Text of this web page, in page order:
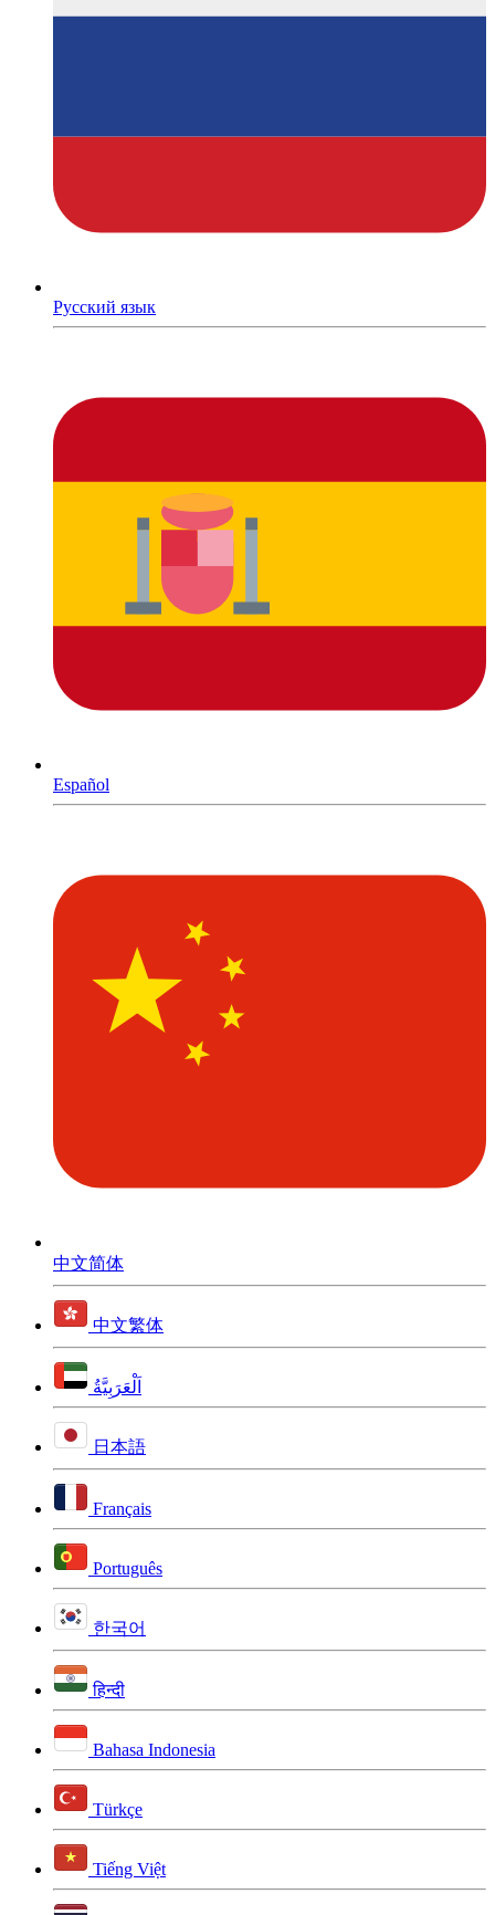
Русский язык
Español
中文简体
中文繁体
اَلْعَرَبِيَّةُ
日本語
Français
Português
한국어
हिन्दी
Bahasa Indonesia
Türkçe
Tiếng Việt